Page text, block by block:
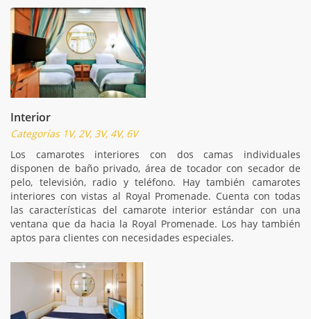
Interior
Categorías 1V, 2V, 3V, 4V, 6V
Los camarotes interiores con dos camas individuales
disponen de baño privado, área de tocador con secador de
pelo, televisión, radio y teléfono. Hay también camarotes
interiores con vistas al Royal Promenade. Cuenta con todas
las características del camarote interior estándar con una
ventana que da hacia la Royal Promenade. Los hay también
aptos para clientes con necesidades especiales.